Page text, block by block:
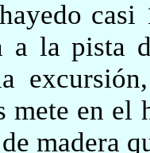
a la pista
mete en el
madera